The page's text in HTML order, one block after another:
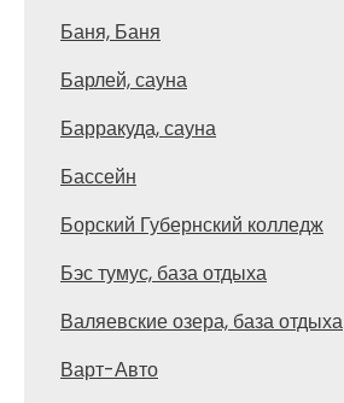
Баня, Баня
Барлей, сауна
Барракуда, сауна
Бассейн
Борский Губернский колледж
Бэс тумус, база отдыха
Валяевские озера, база отдыха
Варт-Авто